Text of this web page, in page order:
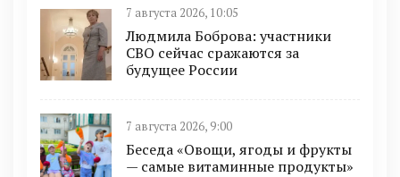
7 августа 2026, 10:05
Людмила Боброва: участники
СВО сейчас сражаются за
будущее России
7 августа 2026, 9:00
Беседа «Овощи, ягоды и фрукты
— самые витаминные продукты»